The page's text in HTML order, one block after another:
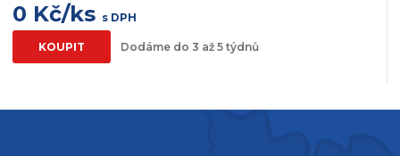
0 Kč/ks s DPH
KOUPIT Dodáme do 3 až 5 týdnů